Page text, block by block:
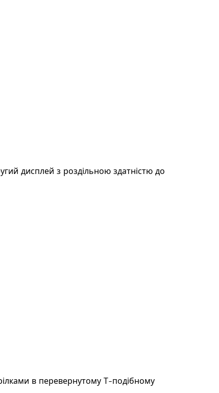
дисплей з роздільною здатністю до
в перевернутому Т-подібному